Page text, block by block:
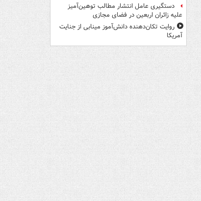
دستگیری عامل انتشار مطالب توهین‌آمیز
علیه زائران اربعین در فضای مجازی
روایت تکان‌دهنده دانش‌آموز مینابی از جنایت
آمریکا